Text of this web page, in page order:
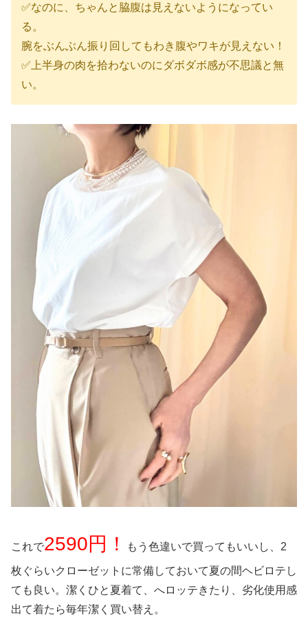
✅なのに、ちゃんと脇腹は見えないようになってい
る。
腕をぶんぶん振り回してもわき腹やワキが見えない！
✅上半身の肉を拾わないのにダボダボ感が不思議と無
い。
これで2590円！ もう色違いで買ってもいいし、2
枚ぐらいクローゼットに常備しておいて夏の間ヘビロテし
ても良い。潔くひと夏着て、へロッテきたり、劣化使用感
出て着たら毎年潔く買い替え。